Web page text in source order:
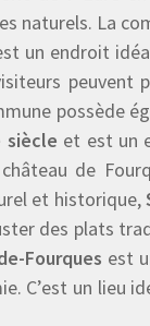
naturels. La
un endroit
peuvent
possède
siècle et est un
de
et historique,
des plats
Fourques est
C’est un lieu